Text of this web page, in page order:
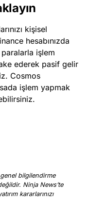
kişisel
hesabınızda
işlem
ederek pasif gelir
Cosmos
işlem yapmak
bilgilendirme
Ninja News’te
kararlarınızı